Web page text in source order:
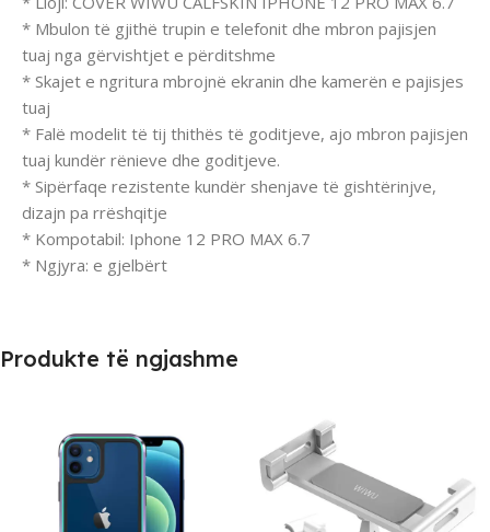
* Mbulon të gjithë trupin e telefonit dhe mbron pajisjen
tuaj nga gërvishtjet e përditshme
* Skajet e ngritura mbrojnë ekranin dhe kamerën e pajisjes
tuaj
* Falë modelit të tij thithës të goditjeve, ajo mbron pajisjen
tuaj kundër rënieve dhe goditjeve.
* Sipërfaqe rezistente kundër shenjave të gishtërinjve,
dizajn pa rrëshqitje
* Kompotabil: Iphone 12 PRO MAX 6.7
* Ngjyra: e gjelbërt
Produkte të ngjashme